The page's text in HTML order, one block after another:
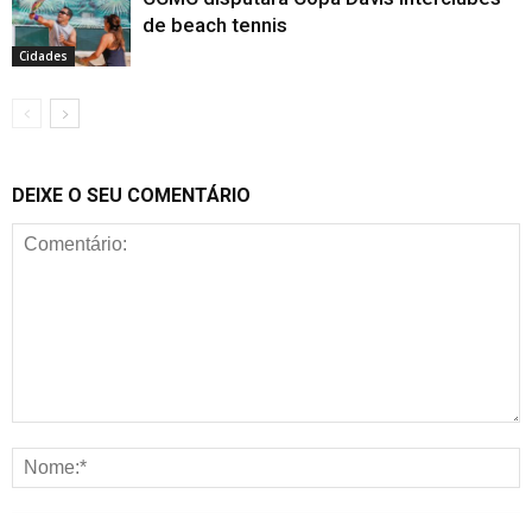
Cidades
de beach tennis
DEIXE O SEU COMENTÁRIO